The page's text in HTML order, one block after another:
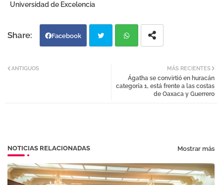
Universidad de Excelencia
Facebook
atsa
MÁS RECIENTES
Ágatha se convirtió en huracán
categoría 1, está frente a las costas
de Oaxaca y Guerrero
ANTIGUOS
NOTICIAS RELACIONADAS Mostrar más